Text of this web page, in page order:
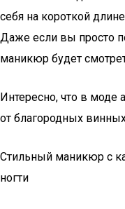
себя на короткой
Даже если вы просто
маникюр будет
Интересно, что в моде
от благородных
Стильный маникюр с
ногти